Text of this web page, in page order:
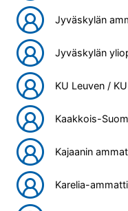
Jyväskylän
Jyväskylän
KU Leuven /
Kaakkois-
Kajaanin
Karelia-